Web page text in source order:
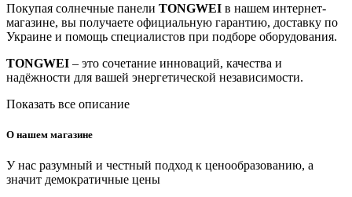
Покупая солнечные панели TONGWEI в нашем интернет-
магазине, вы получаете официальную гарантию, доставку по
Украине и помощь специалистов при подборе оборудования.
TONGWEI – это сочетание инноваций, качества и
надёжности для вашей энергетической независимости.
Показать все описание
О нашем магазине
У нас разумный и честный подход к ценообразованию, а
значит демократичные цены